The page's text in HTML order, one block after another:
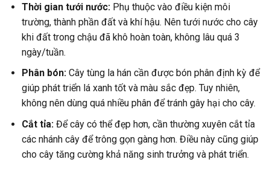
Thời gian tưới nước: Phụ thuộc vào điều kiện môi
trường, thành phần đất và khí hậu. Nên tưới nước cho cây
khi đất trong chậu đã khô hoàn toàn, không lâu quá 3
ngày/tuần.
Phân bón: Cây tùng la hán cần được bón phân định kỳ để
giúp phát triển lá xanh tốt và màu sắc đẹp. Tuy nhiên,
không nên dùng quá nhiều phân để tránh gây hại cho cây.
Cắt tỉa: Để cây có thể đẹp hơn, cần thường xuyên cắt tỉa
các nhánh cây để trông gọn gàng hơn. Điều này cũng giúp
cho cây tăng cường khả năng sinh trưởng và phát triển.